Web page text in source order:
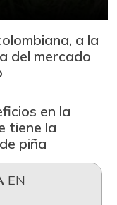
a la
del mercado
en la
tiene la
piña
EN